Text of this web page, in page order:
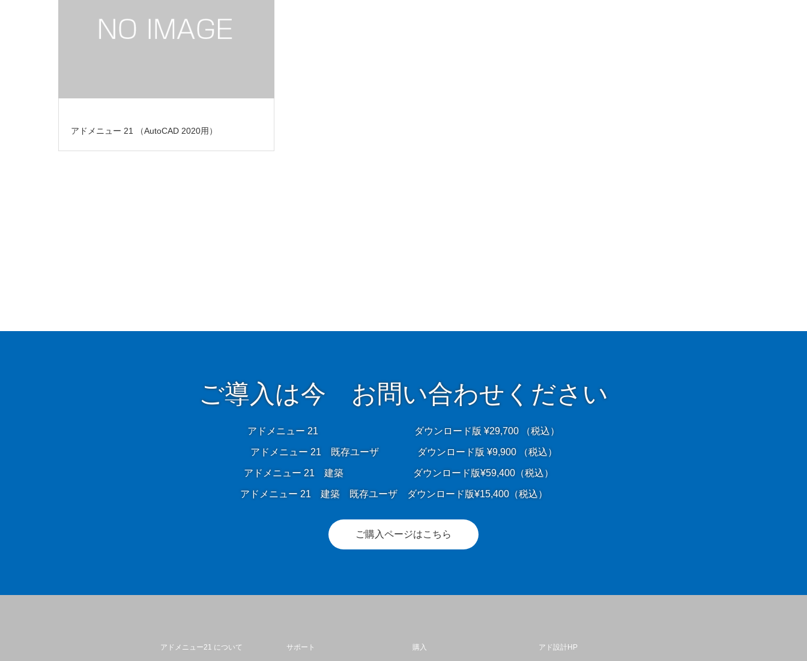
アドメニュー 21 （AutoCAD 2020用）
ご導入は今 お問い合わせください
アドメニュー 21 ダウンロード版 ¥29,700 （税込）
アドメニュー 21 既存ユーザ ダウンロード版 ¥9,900 （税込）
アドメニュー 21 建築 ダウンロード版¥59,400（税込）
アドメニュー 21 建築 既存ユーザ ダウンロード版¥15,400（税込）
ご購入ページはこちら
アドメニュー21 について サポート 購入 アド設計HP